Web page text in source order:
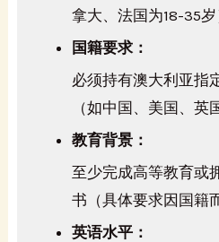
拿大、法国为18-35岁
国籍要求：
必须持有澳大利亚指
（如中国、美国、英
教育背景：
至少完成高等教育或
书（具体要求因国籍
英语水平：